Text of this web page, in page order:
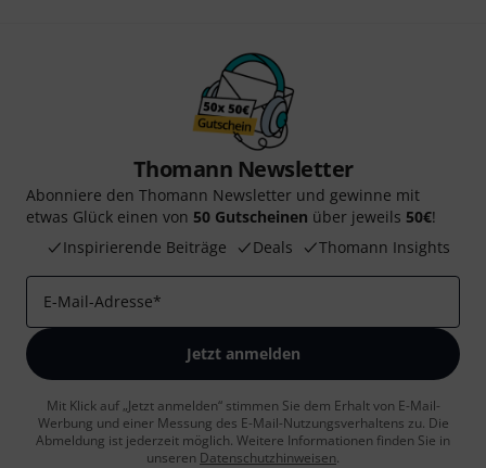
Thomann Newsletter
Abonniere den Thomann Newsletter und gewinne mit
etwas Glück einen von 50 Gutscheinen über jeweils 50€!
Inspirierende Beiträge
Deals Thomann Insights
E-Mail-Adresse*
Jetzt anmelden
Mit Klick auf „Jetzt anmelden“ stimmen Sie dem Erhalt von E-Mail-
Werbung und einer Messung des E-Mail-Nutzungsverhaltens zu. Die
Abmeldung ist jederzeit möglich. Weitere Informationen finden Sie in
unseren Datenschutzhinweisen.